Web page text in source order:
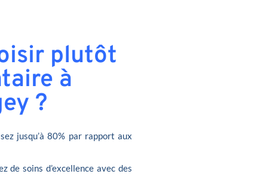
plutôt
à
?
jusqu’à 80% par rapport aux
de soins d’excellence avec des